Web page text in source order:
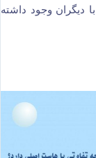
دیگران وجود داشته